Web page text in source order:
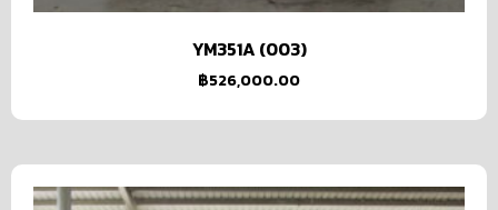
YM351A (003)
฿526,000.00